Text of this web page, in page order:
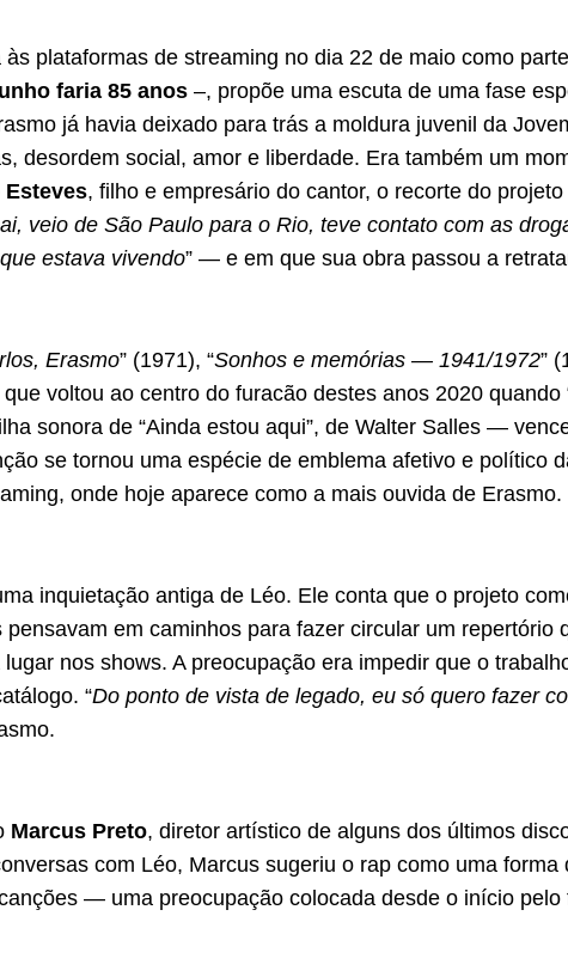
plataformas de streaming no dia 22 de maio como
faria 85 anos –, propõe uma escuta de uma fase
já havia deixado para trás a moldura juvenil da
desordem social, amor e liberdade. Era também um
Esteves, filho e empresário do cantor, o recorte do
veio de São Paulo para o Rio, teve contato com as
estava vivendo” — e em que sua obra passou a
Erasmo” (1971), “Sonhos e memórias — 1941/1972”
que voltou ao centro do furacão destes anos 2020
sonora de “Ainda estou aqui”, de Walter Salles —
se tornou uma espécie de emblema afetivo e político
onde hoje aparece como a mais ouvida de Erasmo.
inquietação antiga de Léo. Ele conta que o projeto
pensavam em caminhos para fazer circular um repertório
nos shows. A preocupação era impedir que o
“Do ponto de vista de legado, eu só quero fazer
Marcus Preto, diretor artístico de alguns dos últimos
com Léo, Marcus sugeriu o rap como uma
— uma preocupação colocada desde o início pelo